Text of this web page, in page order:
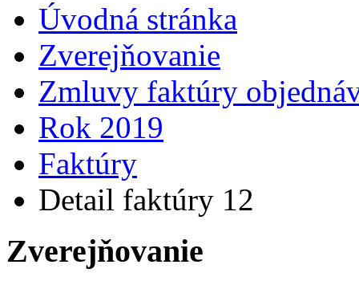
Úvodná stránka
Zverejňovanie
Zmluvy faktúry
Rok 2019
Faktúry
Detail faktúry 12
Zverejňovanie